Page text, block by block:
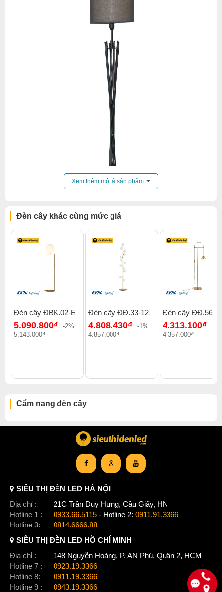
Xem thêm mô tả sản phẩm
Đèn cây khác cùng mức giá
Đèn cây ĐBK.02-E
5.090.800₫
-2%
5.143.000₫
Đèn cây ĐĐ.33-12
4.808.430₫
-1%
4.857.000₫
Đèn cây ĐĐ.56
4.313.100₫
-
4.357.000₫
Cẩm nang đèn cây
SIÊU THỊ ĐÈN LED HÀ NỘI
Địa chỉ :
21C Trần Duy Hưng, Cầu Giấy, HN
Hotline 1 :
0933.66.5115 - Hotline 2: 0911.91.3366
Hotline 3:
0814.6666.88
SIÊU THỊ ĐÈN LED HỒ CHÍ MINH
Địa chỉ :
148 Nguyễn Hoàng, P. AN Phú, Quận 2, HCM
Hotline 7 :
0923.19.3366
Hotline 8:
0911.19.3366
Hotline 9 :
0943.19.3366